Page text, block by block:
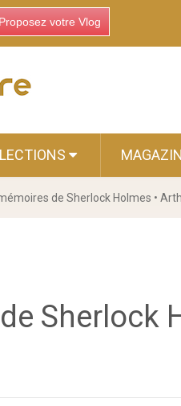
Proposez votre Vlog
mémoires de Sherlock Holmes •
Sherlock